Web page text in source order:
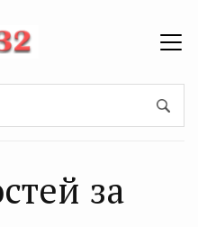
за